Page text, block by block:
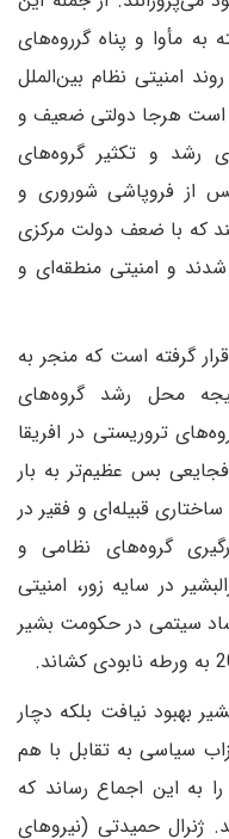
مأوا و پناه گرروه‌های
امنیتی نظام بین‌الملل
است هرجا دولتی ضعیف و
رشد و تکثیر گروه‌های
از فروپاشی شوروری و
که با ضعف دولت مرکزی
و امنیتی منطقه‌ای و
گرفته است که منجر به
محل رشد گروه‌های
تروریستی در افریقا
بس عظیم‌تر به بار
قبیله‌ای و فقیر در
گروه‌های نظامی و
در سایه زور، امنیتی
سیتمی در حکومت بشیر
بهبود نیافت بلکه دچار
سیاسی به تقابل با هم
به این اجماع رساند که
ژنرال حمیدتی (نیروهای